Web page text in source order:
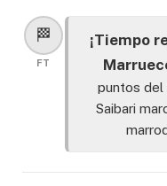
🏁
FT
¡Tiempo
puntos del
Saibari